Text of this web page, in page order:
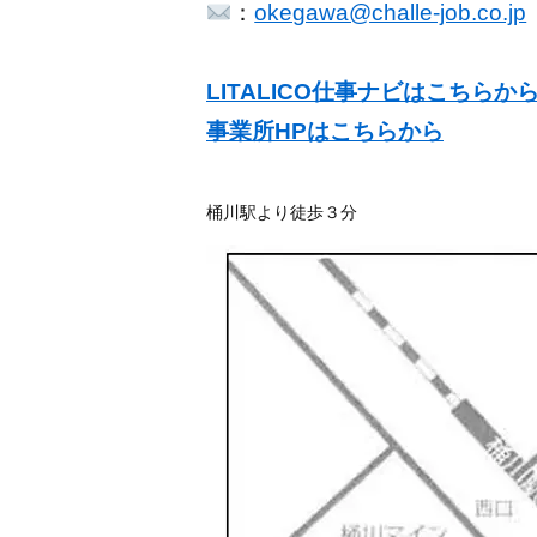
：okegawa@challe-job.co.jp
LITALICO仕事ナビはこちらか
事業所HPはこちらから
桶川駅より徒歩３分